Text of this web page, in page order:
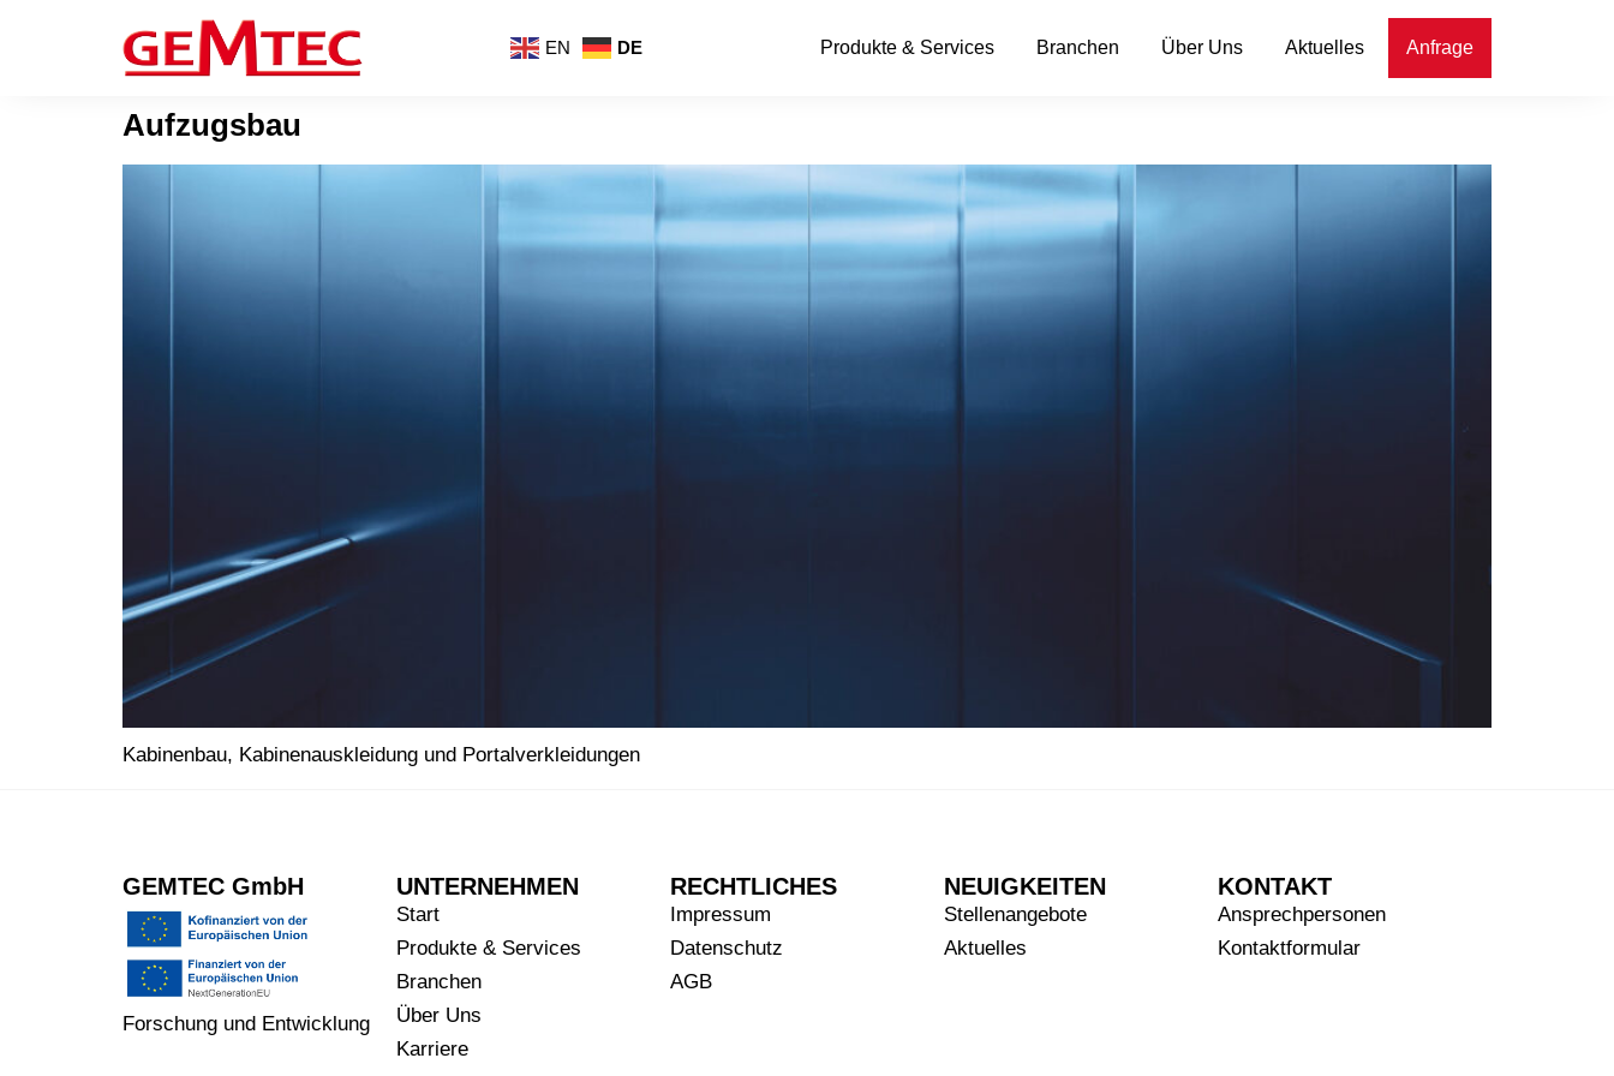
EN DE Produkte & Services Branchen Über Uns Aktuelles Anfrage
Aufzugsbau
Kabinenbau, Kabinenauskleidung und Portalverkleidungen
GEMTEC GmbH
Forschung und Entwicklung
UNTERNEHMEN
Start
Produkte & Services
Branchen
Über Uns
Karriere
RECHTLICHES
Impressum
Datenschutz
AGB
NEUIGKEITEN
Stellenangebote
Aktuelles
KONTAKT
Ansprechpersonen
Kontaktformular